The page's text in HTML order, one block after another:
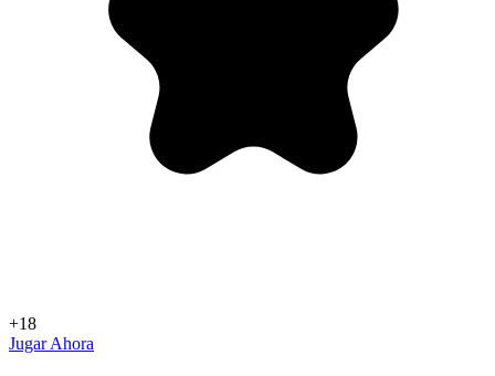
+18
Jugar Ahora